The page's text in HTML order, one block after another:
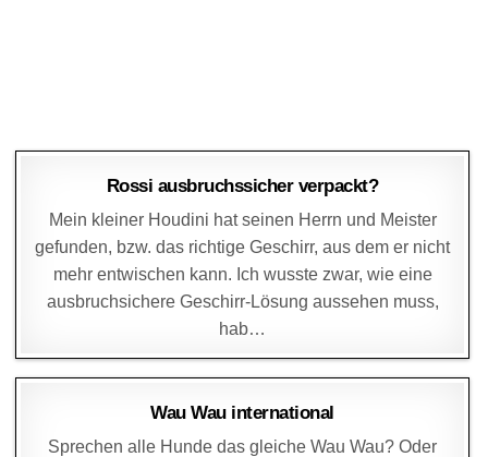
DAGMAR 11. JANUAR 2016
Rossi ausbruchssicher verpackt?
Mein kleiner Houdini hat seinen Herrn und Meister
gefunden, bzw. das richtige Geschirr, aus dem er nicht
mehr entwischen kann. Ich wusste zwar, wie eine
ausbruchsichere Geschirr-Lösung aussehen muss,
hab…
DAGMAR 8. JANUAR 2016
Wau Wau international
Sprechen alle Hunde das gleiche Wau Wau? Oder